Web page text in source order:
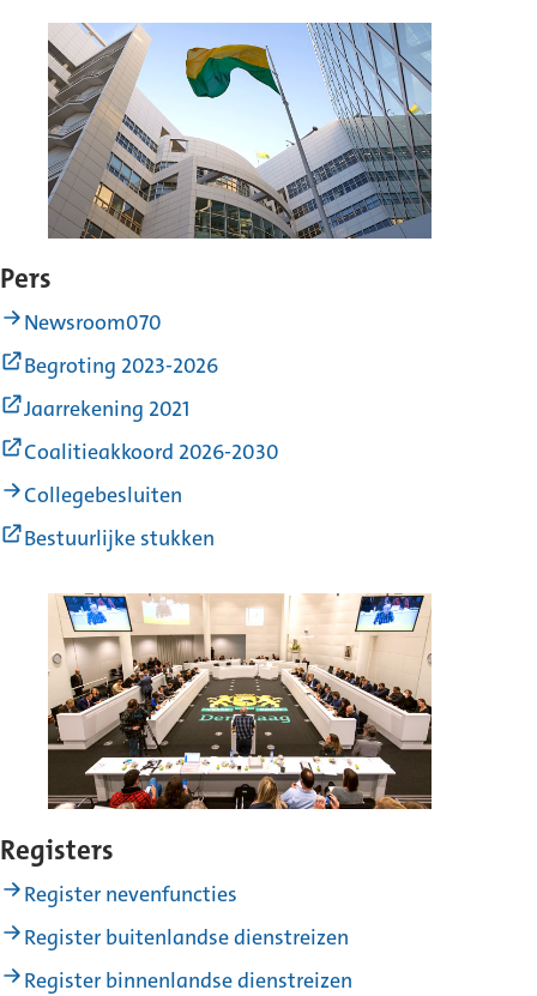
Pers
Newsroom070
Begroting 2023-2026(Externe
Jaarrekening 2021
link)
Coalitieakkoord 2026-2030
Collegebesluiten
Bestuurlijke stukken
Registers
Register nevenfuncties
Register buitenlandse dienstreizen
Register binnenlandse dienstreizen